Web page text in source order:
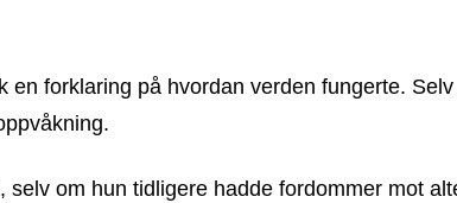
forklaring på hvordan verden fungerte.
om hun tidligere hadde fordommer mot